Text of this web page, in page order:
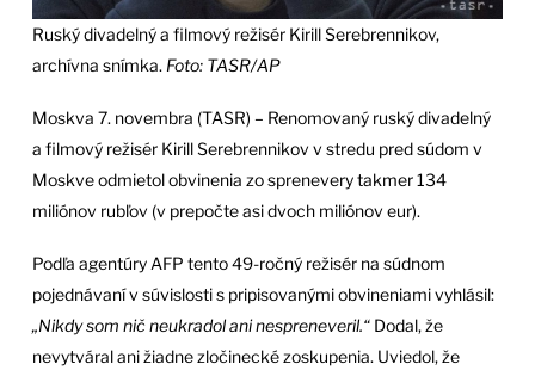
Ruský divadelný a filmový režisér Kirill Serebrennikov,
archívna snímka. Foto: TASR/AP
Moskva 7. novembra (TASR) – Renomovaný ruský divadelný
a filmový režisér Kirill Serebrennikov v stredu pred súdom v
Moskve odmietol obvinenia zo sprenevery takmer 134
miliónov rubľov (v prepočte asi dvoch miliónov eur).
Podľa agentúry AFP tento 49-ročný režisér na súdnom
pojednávaní v súvislosti s pripisovanými obvineniami vyhlásil:
„Nikdy som nič neukradol ani nespreneveril.“ Dodal, že
nevytváral ani žiadne zločinecké zoskupenia. Uviedol, že